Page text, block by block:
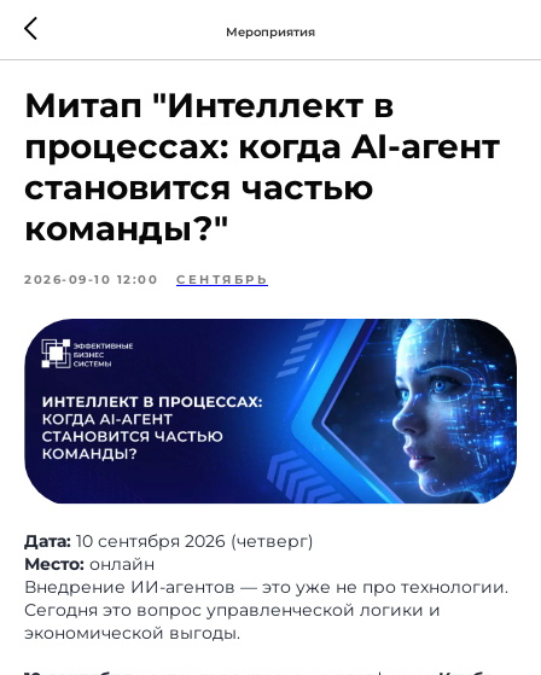
Мероприятия
Митап "Интеллект в
процессах: когда AI-агент
становится частью
команды?"
2026-09-10 12:00 СЕНТЯБРЬ
Дата: 10 сентября 2026 (четверг)
Место: онлайн
Внедрение ИИ-агентов — это уже не про технологии.
Сегодня это вопрос управленческой логики и
экономической выгоды.